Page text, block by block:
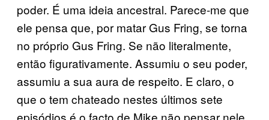
poder. É uma ideia ancestral. Parece-me que
ele pensa que, por matar Gus Fring, se torna
no próprio Gus Fring. Se não literalmente,
então figurativamente. Assumiu o seu poder,
assumiu a sua aura de respeito. E claro, o
que o tem chateado nestes últimos sete
episódios é o facto de Mike não pensar nele